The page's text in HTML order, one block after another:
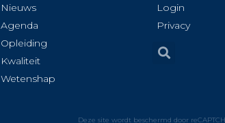
Nieuws
Agenda
Opleiding
Kwaliteit
Wetenshap
Login
Privacy
Deze site wordt beschermd door